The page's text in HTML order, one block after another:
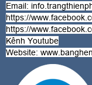
Email:
https://
https://
Kênh Youtube
Website: